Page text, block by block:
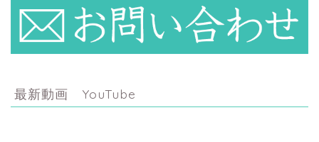
最新動画 YouTube